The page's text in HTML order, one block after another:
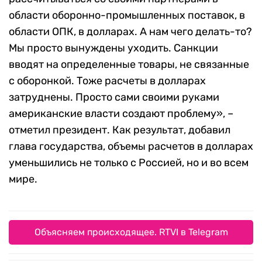
области оборонно-промышленных поставок, в
области ОПК, в долларах. А нам чего делать-то?
Мы просто вынуждены уходить. Санкции
вводят на определенные товары, не связанные
с оборонкой. Тоже расчеты в долларах
затруднены. Просто сами своими руками
американские власти создают проблему», –
отметил президент. Как результат, добавил
глава государства, объемы расчетов в долларах
уменьшились не только с Россией, но и во всем
мире.
Объясняем происходящее. RTVI в Telegram